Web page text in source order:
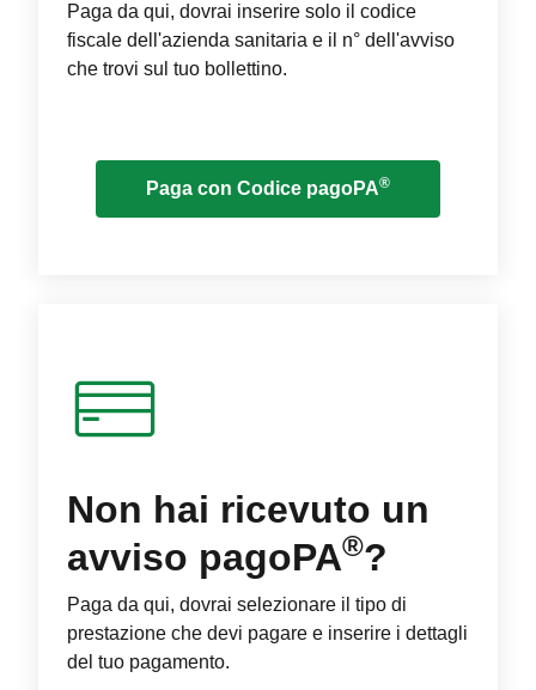
Paga da qui, dovrai inserire solo il codice
fiscale dell'azienda sanitaria e il n° dell'avviso
che trovi sul tuo bollettino.
Paga con Codice pagoPA®
Non hai ricevuto un
avviso pagoPA®?
Paga da qui, dovrai selezionare il tipo di
prestazione che devi pagare e inserire i dettagli
del tuo pagamento.